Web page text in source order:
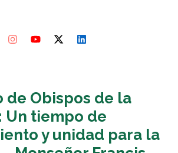
de Obispos de la
Un tiempo de
y unidad para la